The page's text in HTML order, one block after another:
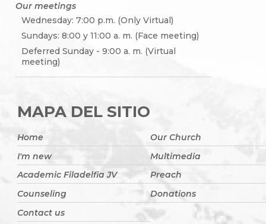
Our meetings
Wednesday: 7:00 p.m. (Only Virtual)
Sundays: 8:00 y 11:00 a. m. (Face meeting)
Deferred Sunday - 9:00 a. m. (Virtual
meeting)
MAPA DEL SITIO
Home
Our Church
I'm new
Multimedia
Academic Filadelfia JV
Preach
Counseling
Donations
Contact us